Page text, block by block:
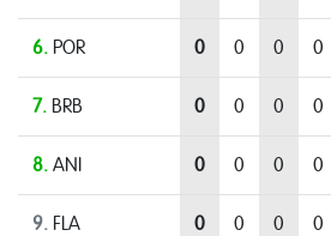
6. POR 0 0 0 0
7. BRB 0 0 0 0
8. ANI 0 0 0 0
9. FLA 0 0 0 0